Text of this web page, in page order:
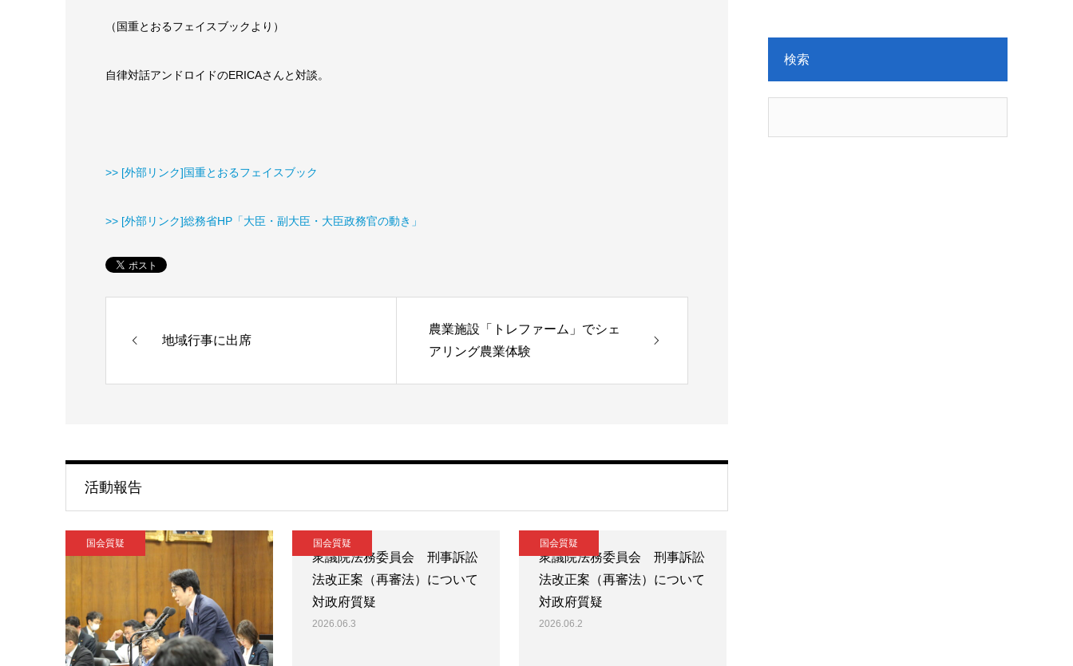
（国重とおるフェイスブックより）
自律対話アンドロイドのERICAさんと対談。
>> [外部リンク]国重とおるフェイスブック
>> [外部リンク]総務省HP「大臣・副大臣・大臣政務官の動き」
地域行事に出席
農業施設「トレファーム」でシェ
アリング農業体験
活動報告
国会質疑 国会質疑
衆議院法務委員会 刑事訴訟
法改正案（再審法）について
対政府質疑
2026.06.3
国会質疑
衆議院法務委員会 刑事訴訟
法改正案（再審法）について
対政府質疑
2026.06.2
検索